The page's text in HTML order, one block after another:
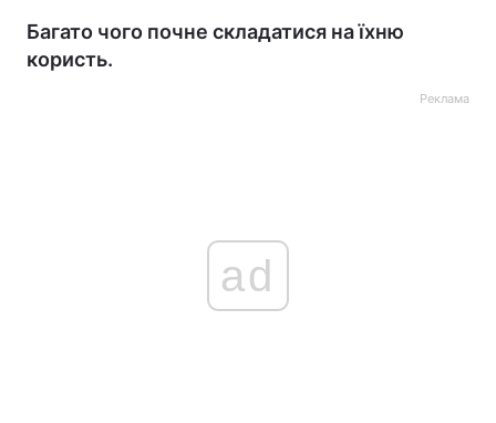
Багато чого почне складатися на їхню
користь.
Реклама
ad